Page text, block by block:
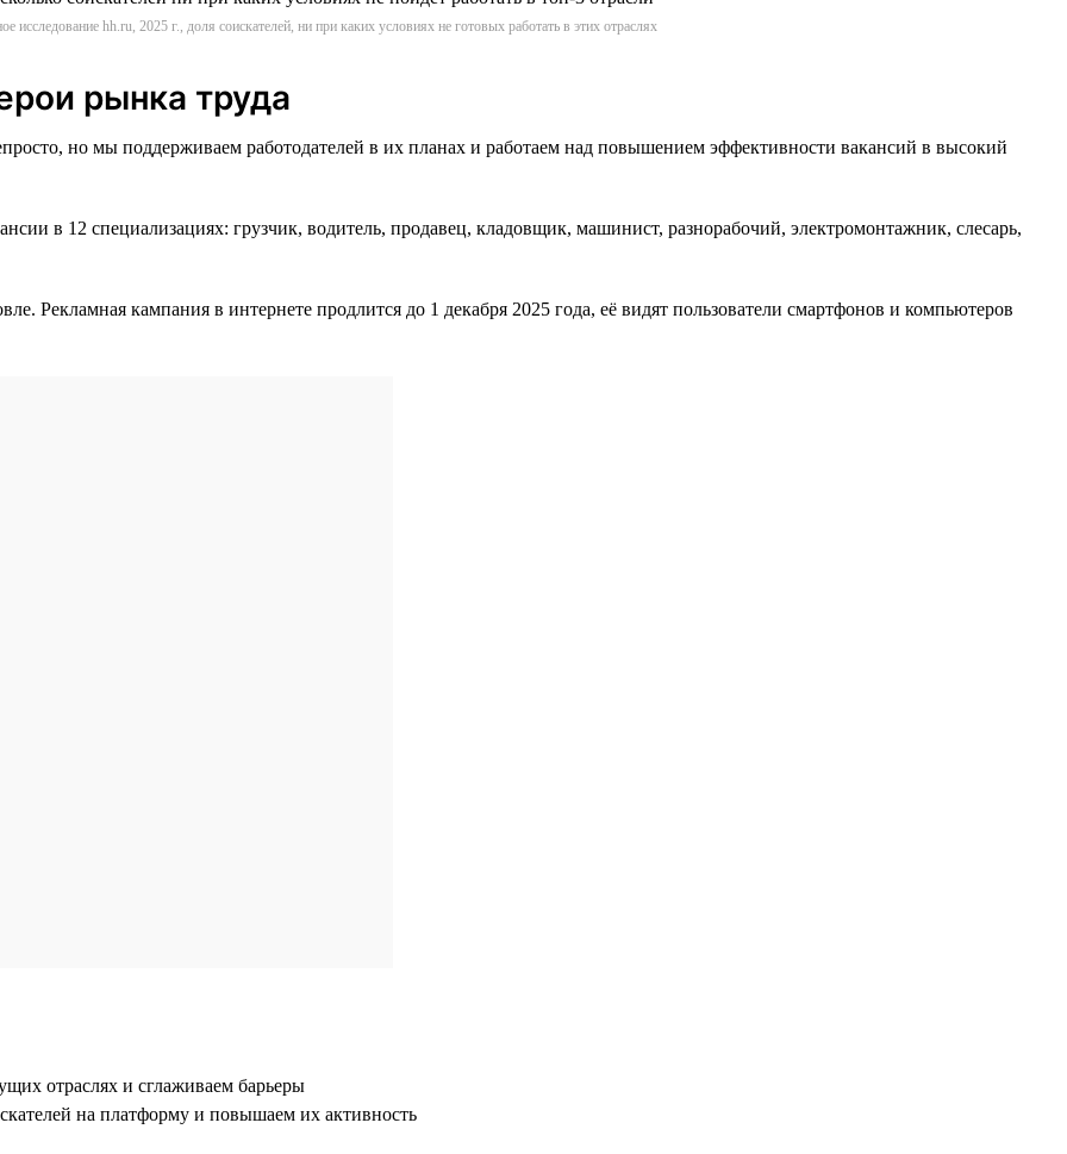
исследование hh.ru, 2025 г., доля соискателей, ни при каких условиях не готовых работать в этих отраслях
рынка труда
но мы поддерживаем работодателей в их планах и работаем над повышением эффективности вакансий в высокий
в 12 специализациях: грузчик, водитель, продавец, кладовщик, машинист, разнорабочий, электромонтажник, слесарь,
Рекламная кампания в интернете продлится до 1 декабря 2025 года, её видят пользователи смартфонов и компьютеров
отраслях и сглаживаем барьеры
на платформу и повышаем их активность